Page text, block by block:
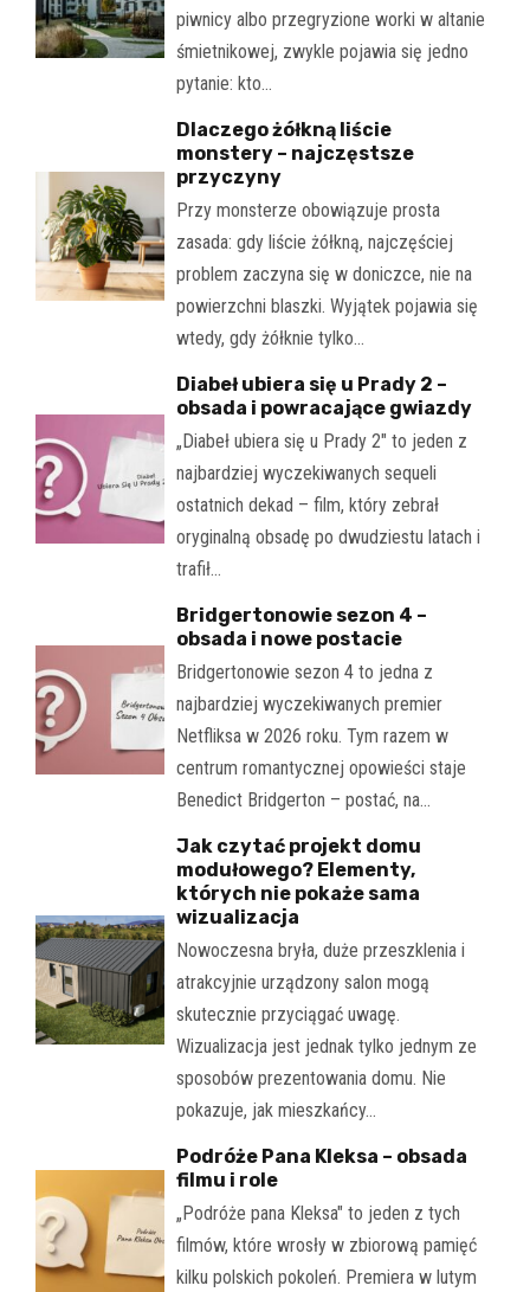
piwnicy albo przegryzione worki w altanie
śmietnikowej, zwykle pojawia się jedno
pytanie: kto…
Dlaczego żółkną liście
monstery – najczęstsze
przyczyny
Przy monsterze obowiązuje prosta
zasada: gdy liście żółkną, najczęściej
problem zaczyna się w doniczce, nie na
powierzchni blaszki. Wyjątek pojawia się
wtedy, gdy żółknie tylko…
Diabeł ubiera się u Prady 2 –
obsada i powracające gwiazdy
„Diabeł ubiera się u Prady 2" to jeden z
najbardziej wyczekiwanych sequeli
ostatnich dekad – film, który zebrał
oryginalną obsadę po dwudziestu latach i
trafił…
Bridgertonowie sezon 4 –
obsada i nowe postacie
Bridgertonowie sezon 4 to jedna z
najbardziej wyczekiwanych premier
Netfliksa w 2026 roku. Tym razem w
centrum romantycznej opowieści staje
Benedict Bridgerton – postać, na…
Jak czytać projekt domu
modułowego? Elementy,
których nie pokaże sama
wizualizacja
Nowoczesna bryła, duże przeszklenia i
atrakcyjnie urządzony salon mogą
skutecznie przyciągać uwagę.
Wizualizacja jest jednak tylko jednym ze
sposobów prezentowania domu. Nie
pokazuje, jak mieszkańcy…
Podróże Pana Kleksa – obsada
filmu i role
„Podróże pana Kleksa" to jeden z tych
filmów, które wrosły w zbiorową pamięć
kilku polskich pokoleń. Premiera w lutym